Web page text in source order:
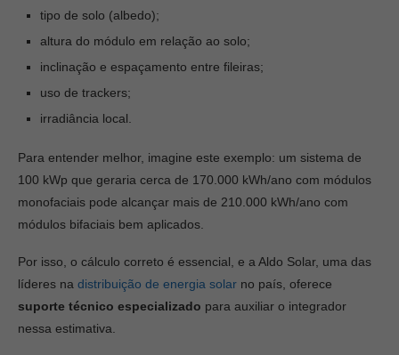
tipo de solo (albedo);
altura do módulo em relação ao solo;
inclinação e espaçamento entre fileiras;
uso de trackers;
irradiância local.
Para entender melhor, imagine este exemplo: um sistema de
100 kWp que geraria cerca de 170.000 kWh/ano com módulos
monofaciais pode alcançar mais de 210.000 kWh/ano com
módulos bifaciais bem aplicados.
Por isso, o cálculo correto é essencial, e a Aldo Solar, uma das
líderes na distribuição de energia solar no país, oferece
suporte técnico especializado para auxiliar o integrador
nessa estimativa.